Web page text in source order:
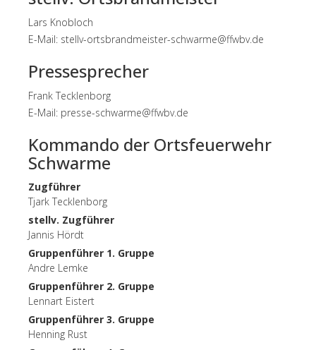
Lars Knobloch
E-Mail: stellv-ortsbrandmeister-schwarme@ffwbv.de
Pressesprecher
Frank Tecklenborg
E-Mail: presse-schwarme@ffwbv.de
Kommando der Ortsfeuerwehr
Schwarme
Zugführer
Tjark Tecklenborg
stellv. Zugführer
Jannis Hördt
Gruppenführer 1. Gruppe
Andre Lemke
Gruppenführer 2. Gruppe
Lennart Eistert
Gruppenführer 3. Gruppe
Henning Rust